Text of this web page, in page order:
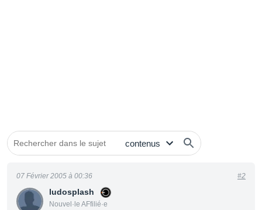
ludosplash
Nouvel·le AFfilié·e
07 Février 2005 à 00:36 #2